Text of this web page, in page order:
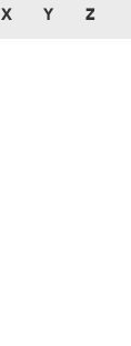
X Y Z